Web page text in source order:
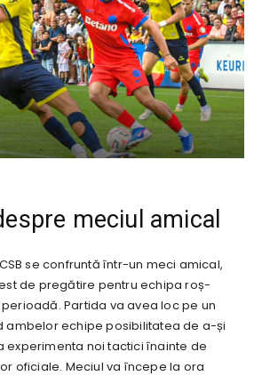
meciul amical
se confruntă într-un meci amical,
de pregătire pentru echipa roș-
Partida va avea loc pe un
ambelor echipe posibilitatea de a-și
experimenta noi tactici înainte de
oficiale. Meciul va începe la ora